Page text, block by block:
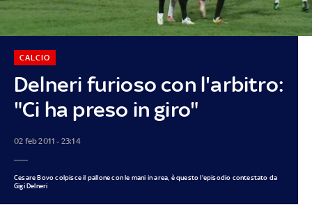
Delneri furioso con l'arbitro:
"Ci ha preso in giro"
CALCIO
02 feb 2011 - 23:14
Cesare Bovo colpisce il pallone con le mani in area, è questo l'episodio contestato da
Gigi Delneri